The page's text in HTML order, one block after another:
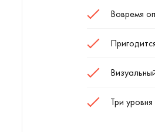
Вовремя
Три